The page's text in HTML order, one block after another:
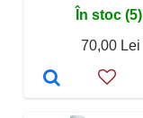
În stoc (5)
70,00 Lei